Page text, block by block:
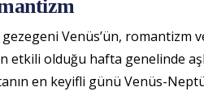
Venüs’ün, romantizm
etkili olduğu hafta genelinde
en keyifli günü Venüs-